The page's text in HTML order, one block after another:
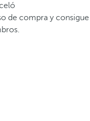
de compra y consigue